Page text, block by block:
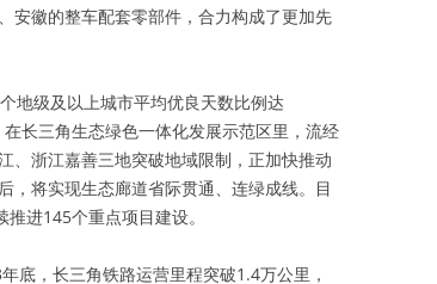
安徽的整车配套零部件，合力构成了更加先
地级及以上城市平均优良天数比例达
长三角生态绿色一体化发展示范区里，流经
、浙江嘉善三地突破地域限制，正加快推动
，将实现生态廊道省际贯通、连绿成线。目
进145个重点项目建设。
底，长三角铁路运营里程突破1.4万公里，